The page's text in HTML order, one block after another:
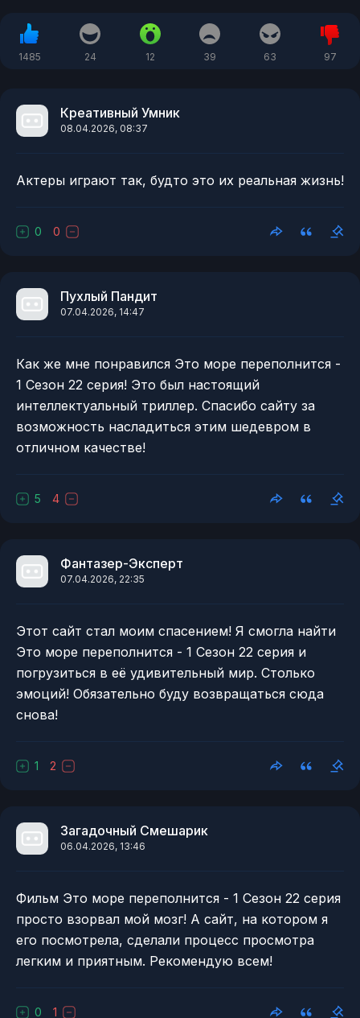
1485 24 12 39 63 97
Креативный Умник
08.04.2026, 08:37
Актеры играют так, будто это их реальная жизнь!
0 0
Пухлый Пандит
07.04.2026, 14:47
Как же мне понравился Это море переполнится -
1 Сезон 22 серия! Это был настоящий
интеллектуальный триллер. Спасибо сайту за
возможность насладиться этим шедевром в
отличном качестве!
5 4
Фантазер-Эксперт
07.04.2026, 22:35
Этот сайт стал моим спасением! Я смогла найти
Это море переполнится - 1 Сезон 22 серия и
погрузиться в её удивительный мир. Столько
эмоций! Обязательно буду возвращаться сюда
снова!
1 2
Загадочный Смешарик
06.04.2026, 13:46
Фильм Это море переполнится - 1 Сезон 22 серия
просто взорвал мой мозг! А сайт, на котором я
его посмотрела, сделали процесс просмотра
легким и приятным. Рекомендую всем!
0 1